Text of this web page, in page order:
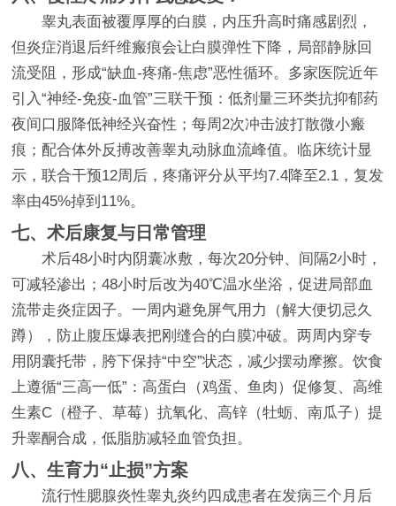
睾丸表面被覆厚厚的白膜，内压升高时痛感剧烈，
但炎症消退后纤维瘢痕会让白膜弹性下降，局部静脉回
流受阻，形成“缺血-疼痛-焦虑”恶性循环。多家医院近年
引入“神经-免疫-血管”三联干预：低剂量三环类抗抑郁药
夜间口服降低神经兴奋性；每周2次冲击波打散微小瘢
痕；配合体外反搏改善睾丸动脉血流峰值。临床统计显
示，联合干预12周后，疼痛评分从平均7.4降至2.1，复发
率由45%掉到11%。
七、术后康复与日常管理
术后48小时内阴囊冰敷，每次20分钟、间隔2小时，
可减轻渗出；48小时后改为40℃温水坐浴，促进局部血
流带走炎症因子。一周内避免屏气用力（解大便切忌久
蹲），防止腹压爆表把刚缝合的白膜冲破。两周内穿专
用阴囊托带，胯下保持“中空”状态，减少摆动摩擦。饮食
上遵循“三高一低”：高蛋白（鸡蛋、鱼肉）促修复、高维
生素C（橙子、草莓）抗氧化、高锌（牡蛎、南瓜子）提
升睾酮合成，低脂肪减轻血管负担。
八、生育力“止损”方案
流行性腮腺炎性睾丸炎约四成患者在发病三个月后